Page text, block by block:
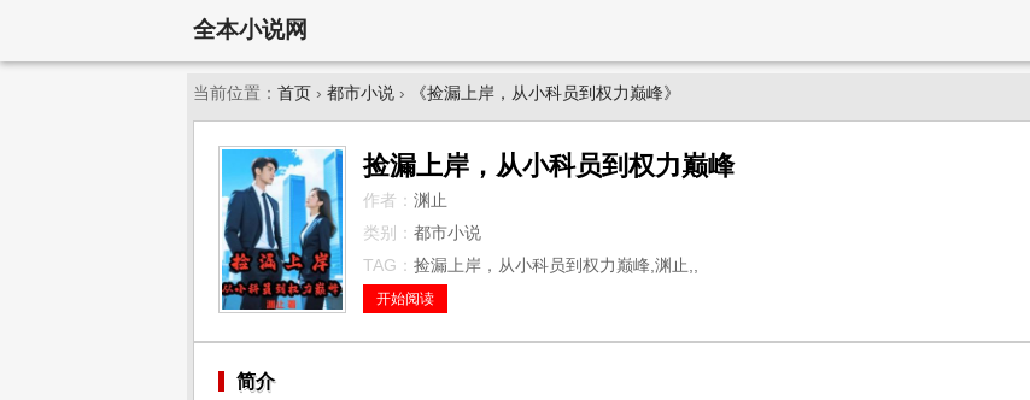
全本小说网
当前位置： 首页 › 都市小说 › 《捡漏上岸，从小科员到权力巅峰》
捡漏上岸，从小科员到权力巅峰
作者： 渊止
类别： 都市小说
TAG： 捡漏上岸，从小科员到权力巅峰,渊止,,
开始阅读
简介